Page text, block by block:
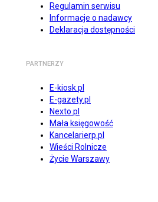
Regulamin serwisu
Informacje o nadawcy
Deklaracja dostępności
PARTNERZY
E-kiosk.pl
E-gazety.pl
Nexto.pl
Mała księgowość
Kancelarierp.pl
Wieści Rolnicze
Życie Warszawy